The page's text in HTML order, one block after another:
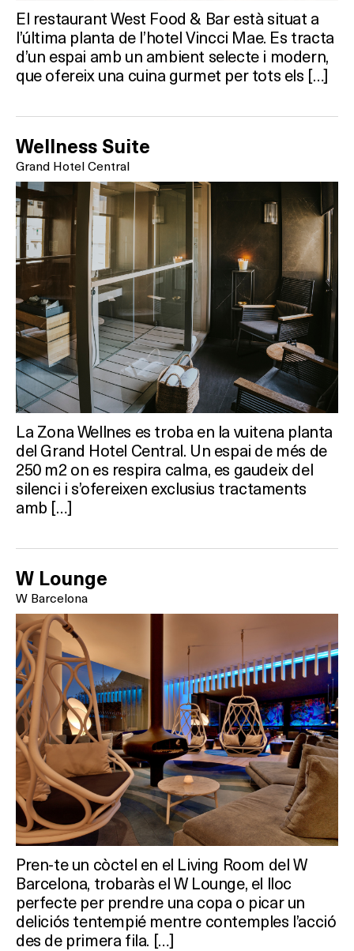
Què vols fer?
HOTELS
TERRASSES
BARS
SPAS
RESTAURANTS
SALES
Activitats
On?
El restaurant West Food & Bar està situat a
l’última planta de l’hotel Vincci Mae. Es tracta
d’un espai amb un ambient selecte i modern,
que ofereix una cuina gurmet per tots els […]
Wellness Suite
Grand Hotel Central
La Zona Wellnes es troba en la vuitena planta
del Grand Hotel Central. Un espai de més de
250 m2 on es respira calma, es gaudeix del
silenci i s’ofereixen exclusius tractaments
amb […]
W Lounge
W Barcelona
Pren-te un còctel en el Living Room del W
Barcelona, trobaràs el W Lounge, el lloc
perfecte per prendre una copa o picar un
deliciós tentempié mentre contemples l’acció
des de primera fila. […]